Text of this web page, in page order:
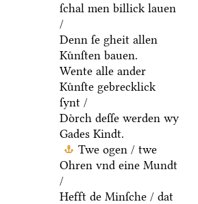
ſchal men billick lauen
/
Denn ſe gheit allen
Kuͤnſten bauen.
Wente alle ander
Kuͤnſte gebrecklick
ſynt /
Doͤrch deſſe werden wy
Gades Kindt.
Twe ogen / twe
Ohren vnd eine Mundt
/
Hefft de Minſche / dat